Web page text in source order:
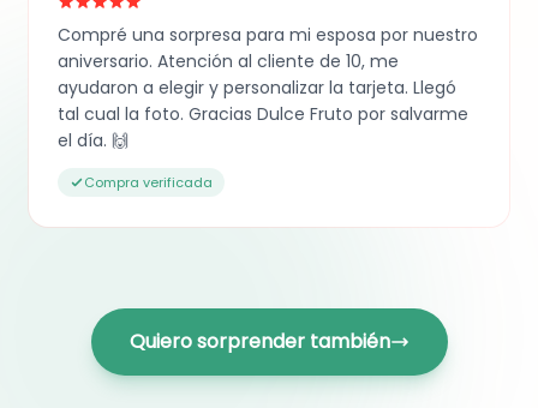
Compré una sorpresa para mi esposa por nuestro
aniversario. Atención al cliente de 10, me
ayudaron a elegir y personalizar la tarjeta. Llegó
tal cual la foto. Gracias Dulce Fruto por salvarme
el día. 🙌
Compra verificada
Quiero sorprender también